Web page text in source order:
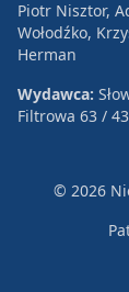
Piotr Nisztor,
Wołodźko,
Herman
Wydawca:
Filtrowa 63 /
© 2026